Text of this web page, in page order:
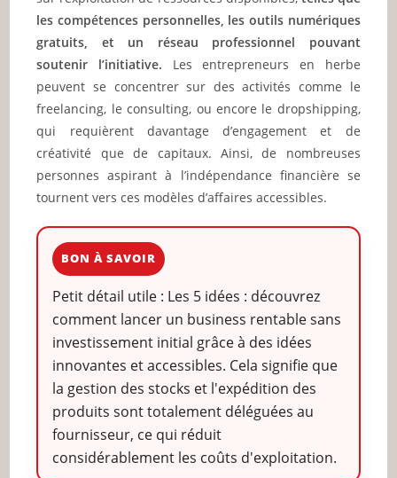
les compétences personnelles, les outils numériques
gratuits, et un réseau professionnel pouvant
soutenir l’initiative. Les entrepreneurs en herbe
peuvent se concentrer sur des activités comme le
freelancing, le consulting, ou encore le dropshipping,
qui requièrent davantage d’engagement et de
créativité que de capitaux. Ainsi, de nombreuses
personnes aspirant à l’indépendance financière se
tournent vers ces modèles d’affaires accessibles.
BON À SAVOIR
Petit détail utile : Les 5 idées : découvrez
comment lancer un business rentable sans
investissement initial grâce à des idées
innovantes et accessibles. Cela signifie que
la gestion des stocks et l'expédition des
produits sont totalement déléguées au
fournisseur, ce qui réduit
considérablement les coûts d'exploitation.